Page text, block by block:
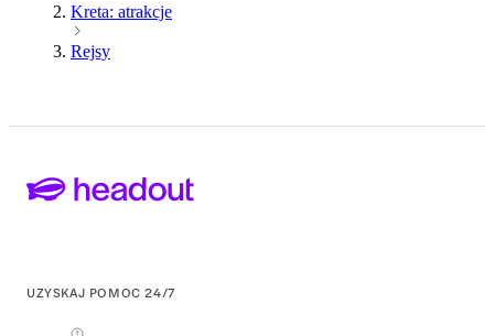
Kreta: atrakcje
Rejsy
UZYSKAJ POMOC 24/7